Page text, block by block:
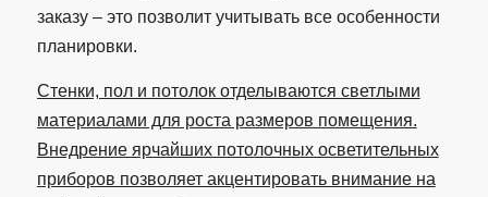
заказу – это позволит учитывать все особенности
планировки.
Стенки, пол и потолок отделываются светлыми
материалами для роста размеров помещения.
Внедрение ярчайших потолочных осветительных
приборов позволяет акцентировать внимание на